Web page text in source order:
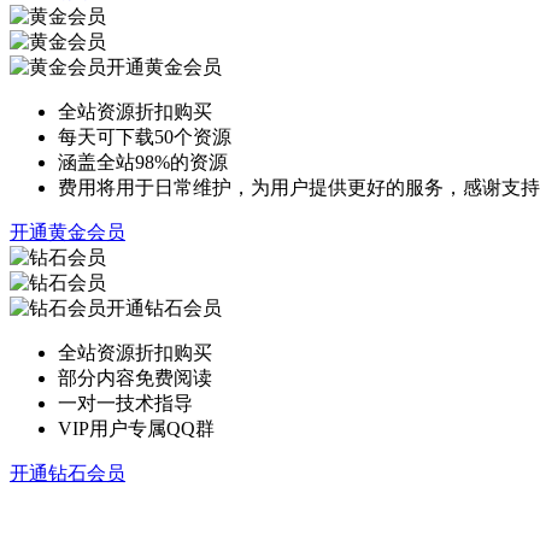
开通黄金会员
全站资源折扣购买
每天可下载50个资源
涵盖全站98%的资源
费用将用于日常维护，为用户提供更好的服务，感谢支持
开通黄金会员
开通钻石会员
全站资源折扣购买
部分内容免费阅读
一对一技术指导
VIP用户专属QQ群
开通钻石会员